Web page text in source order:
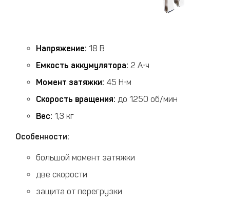
Напряжение: 18 В
Емкость аккумулятора: 2 А⋅ч
Момент затяжки: 45 Н⋅м
Скорость вращения: до 1250 об/мин
Вес: 1,3 кг
Особенности:
большой момент затяжки
две скорости
защита от перегрузки